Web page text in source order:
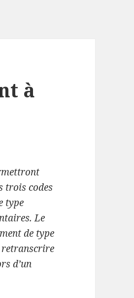
à
trois codes
type
Le
de type
retranscrire
d’un